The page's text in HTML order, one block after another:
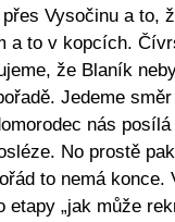
Vysočinu a to,
a to v kopcích.
že Blaník
Jedeme směr
nás posílá
No prostě
to nemá konce.
etapy „jak může